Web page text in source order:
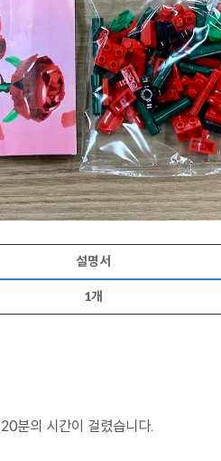
설명서
1개
분의 시간이 걸렸습니다.